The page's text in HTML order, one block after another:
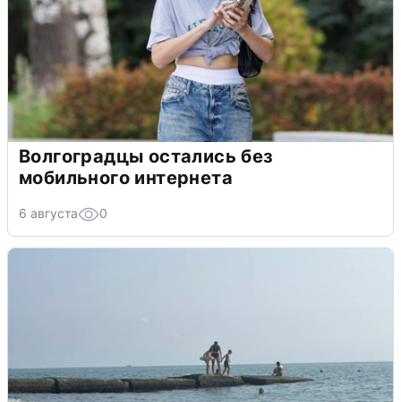
Волгоградцы остались без
мобильного интернета
6 августа 0